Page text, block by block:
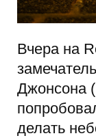
Вчера на
Джонсона
делать